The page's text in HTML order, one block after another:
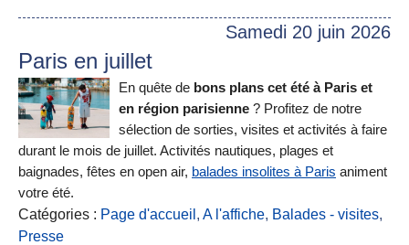
Samedi 20 juin 2026
Paris en juillet
En quête de bons plans cet été à Paris et
en région parisienne ? Profitez de notre
sélection de sorties, visites et activités à faire
durant le mois de juillet. Activités nautiques, plages et
baignades, fêtes en open air, balades insolites à Paris animent
votre été.
Catégories : Page d'accueil , A l'affiche, Balades - visites,
Presse